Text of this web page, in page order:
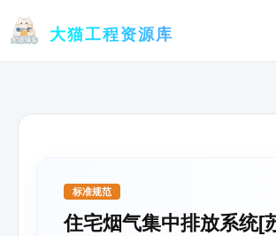
大猫工程资源库
标准规范
住宅烟气集中排放系统[